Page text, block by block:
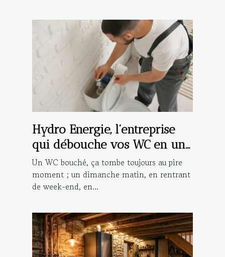
Hydro Energie, l’entreprise
qui débouche vos WC en un
rien de temps à Strasbourg !
Un WC bouché, ça tombe toujours au pire
moment ; un dimanche matin, en rentrant
de week-end, en...